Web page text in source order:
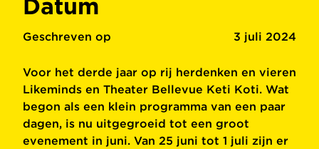
Datum
Geschreven op 3 juli 2024
Voor het derde jaar op rij herdenken en vieren
Likeminds en Theater Bellevue Keti Koti. Wat
begon als een klein programma van een paar
dagen, is nu uitgegroeid tot een groot
evenement in juni. Van 25 juni tot 1 juli zijn er